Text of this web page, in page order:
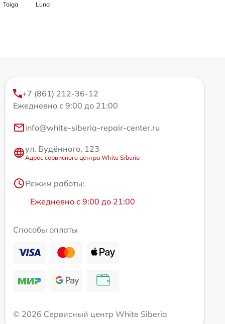
Taiga Luna
+7 (861) 212-36-12
Ежедневно с 9:00 до 21:00
info@white-siberia-repair-center.ru
ул. Будённого, 123
Адрес сервисного центра White Siberia
Режим работы:
Ежедневно с 9:00 до 21:00
Способы оплаты
© 2026 Сервисный центр White Siberia